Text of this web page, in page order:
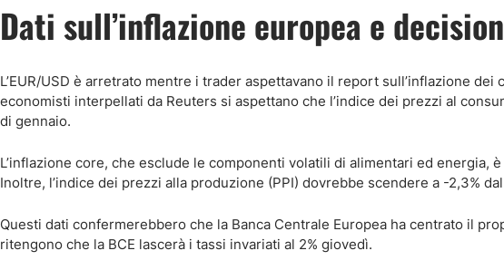
Dati sull’inflazione europea e
L’EUR/USD è arretrato mentre i trader aspettavano il report sull’inflazione
economisti interpellati da Reuters si aspettano che l’indice dei prezzi al
di gennaio.
L’inflazione core, che esclude le componenti volatili di alimentari ed energia,
Inoltre, l’indice dei prezzi alla produzione (PPI) dovrebbe scendere a -2,3%
Questi dati confermerebbero che la Banca Centrale Europea ha centrato il
ritengono che la BCE lascerà i tassi invariati al 2% giovedì.